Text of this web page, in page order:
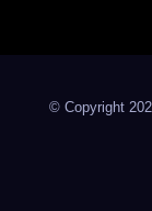
© Copyright